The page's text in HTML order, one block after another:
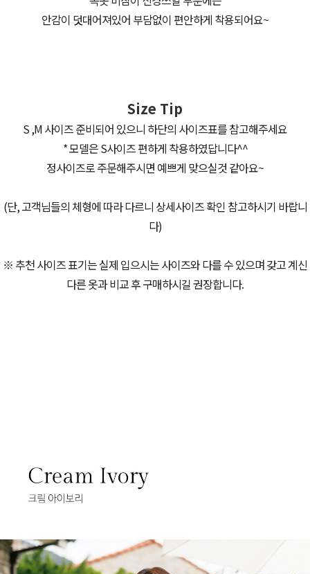
안감이 덧대어져있어 부담없이 편안하게 착용되어요~
Size Tip
S ,M 사이즈 준비되어 있으니 하단의 사이즈표를 참고해주세요
* 모델은 S사이즈 편하게 착용하였답니다^^
정사이즈로 주문해주시면 예쁘게 맞으실것 같아요~
(단, 고객님들의 체형에 따라 다르니 상세사이즈 확인 참고하시기 바랍니
다)
※ 추천 사이즈 표기는 실제 입으시는 사이즈와 다를 수 있으며 갖고 계신
다른 옷과 비교 후 구매하시길 권장합니다.